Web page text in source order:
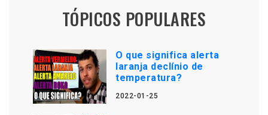
TÓPICOS POPULARES
O que significa alerta
laranja declínio de
temperatura?
2022-01-25